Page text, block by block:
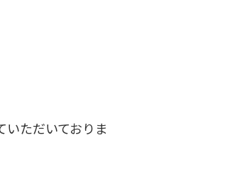
ただいておりま